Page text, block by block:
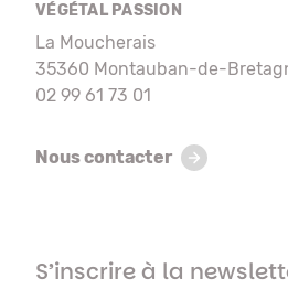
VÉGÉTAL PASSION
La Moucherais
35360 Montauban-de-
02 99 61 73 01
Nous contacter
S’inscrire à la